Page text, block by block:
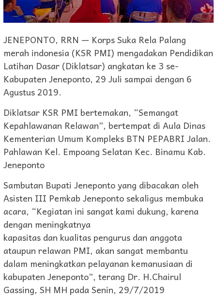
JENEPONTO, RRN — Korps Suka Rela Palang
merah indonesia (KSR PMI) mengadakan Pendidikan
Latihan Dasar (Diklatsar) angkatan ke 3 se-
Kabupaten Jeneponto, 29 Juli sampai dengan 6
Agustus 2019.
Diklatsar KSR PMI bertemakan, “Semangat
Kepahlawanan Relawan”, bertempat di Aula Dinas
Kementerian Umum Kompleks BTN PEPABRI Jalan.
Pahlawan Kel. Empoang Selatan Kec. Binamu Kab.
Jeneponto
Sambutan Bupati Jeneponto yang dibacakan oleh
Asisten III Pemkab Jeneponto sekaligus membuka
acara, “Kegiatan ini sangat kami dukung, karena
dengan meningkatnya
kapasitas dan kualitas pengurus dan anggota
ataupun relawan PMI, akan sangat membantu
dalam meningkatkan pelayanan kemanusiaan di
kabupaten Jeneponto”, terang Dr. H.Chairul
Gassing, SH MH pada Senin, 29/7/2019